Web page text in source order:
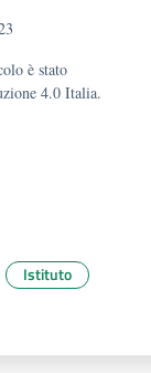
è stato
4.0 Italia.
Istituto